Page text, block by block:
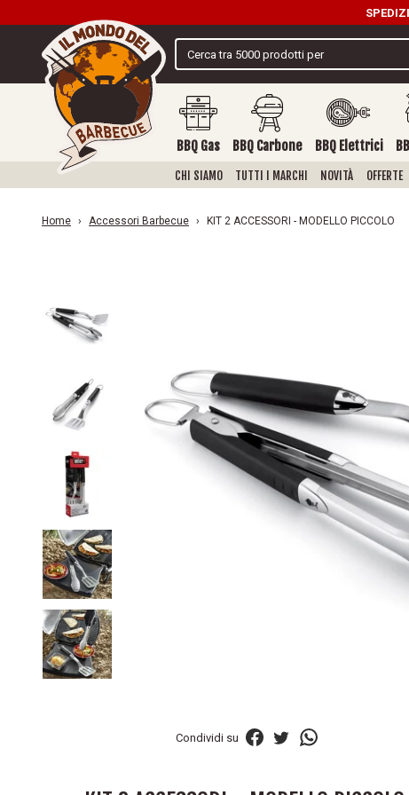
BBQ Gas BBQ Carbone BBQ Elettrici
CHI SIAMO TUTTI I MARCHI NOVITÀ OFFERTE
Home Accessori Barbecue KIT 2 ACCESSORI - MODELLO PICCOLO
Condividi su